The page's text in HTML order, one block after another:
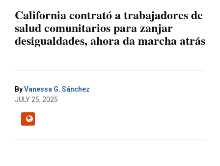
California contrató a trabajadores de
salud comunitarios para zanjar
desigualdades, ahora da marcha atrás
ByVanessa G. Sánchez
JULY 25, 2025